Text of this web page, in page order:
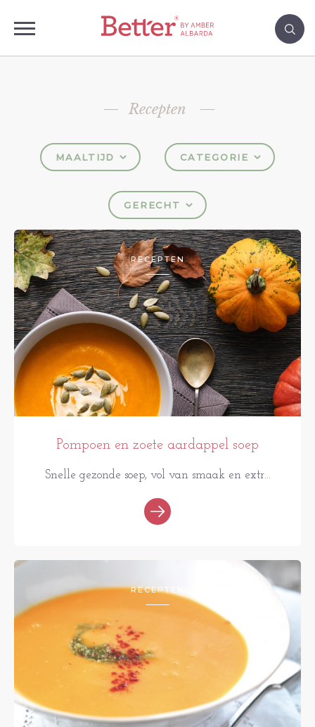
Recepten
MAALTIJD CATEGORIE
GERECHT
RECEPTEN
Pompoen en zoete aardappel soep
Snelle gezonde soep, vol van smaak en extr...
RECEPTEN